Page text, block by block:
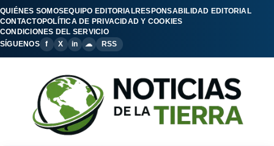
QUIÉNES SOMOSEQUIPO EDITORIALRESPONSABILIDAD EDITORIAL
CONTACTOPOLÍTICA DE PRIVACIDAD Y COOKIES
CONDICIONES DEL SERVICIO
SÍGUENOS
f X in ☁ RSS